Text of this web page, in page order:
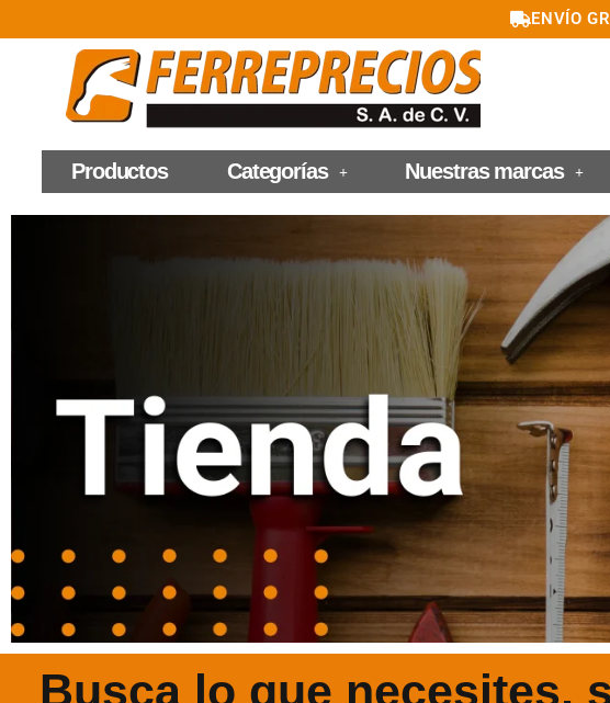
ENVÍO
Productos Categorías Nuestras marcas
Busca lo que necesites,